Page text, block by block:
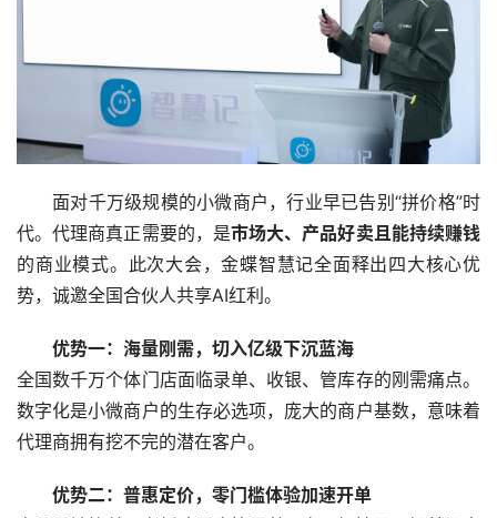
面对千万级规模的小微商户，行业早已告别“拼价格”时
代。代理商真正需要的，是市场大、产品好卖且能持续赚钱
的商业模式。此次大会，金蝶智慧记全面释出四大核心优
势，诚邀全国合伙人共享AI红利。
优势一：海量刚需，切入亿级下沉蓝海
全国数千万个体门店面临录单、收银、管库存的刚需痛点。
数字化是小微商户的生存必选项，庞大的商户基数，意味着
代理商拥有挖不完的潜在客户。
优势二：普惠定价，零门槛体验加速开单